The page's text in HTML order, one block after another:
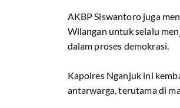
AKBP Siswantoro juga
Wilangan untuk selalu
dalam proses demokrasi.
Kapolres Nganjuk ini
antarwarga, terutama di